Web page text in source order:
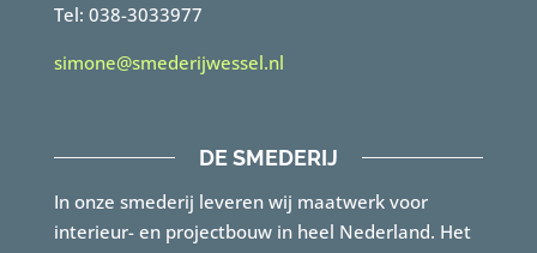
Tel: 038-3033977
simone@smederijwessel.nl
DE SMEDERIJ
In onze smederij leveren wij maatwerk voor
interieur- en projectbouw in heel Nederland. Het